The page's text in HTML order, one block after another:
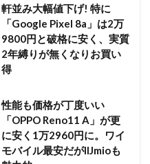
軒並み大幅値下げ! 特に
「Google Pixel 8a」は2万
9800円と破格に安く、実質
2年縛りが無くなりお買い
得
性能も価格が丁度いい
「OPPO Reno11 A」が更
に安く1万2960円に。ワイ
モバイル最安だがIIJmioも